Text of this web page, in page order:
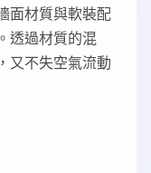
面材質與軟裝配
透過材質的混
又不失空氣流動